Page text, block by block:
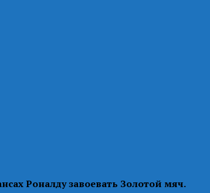
Роналду завоевать Золотой мяч.